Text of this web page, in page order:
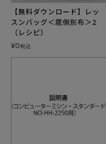
【無料ダウンロード】レッ
スンバッグ＜底側別布＞2
（レシピ）
¥0税込